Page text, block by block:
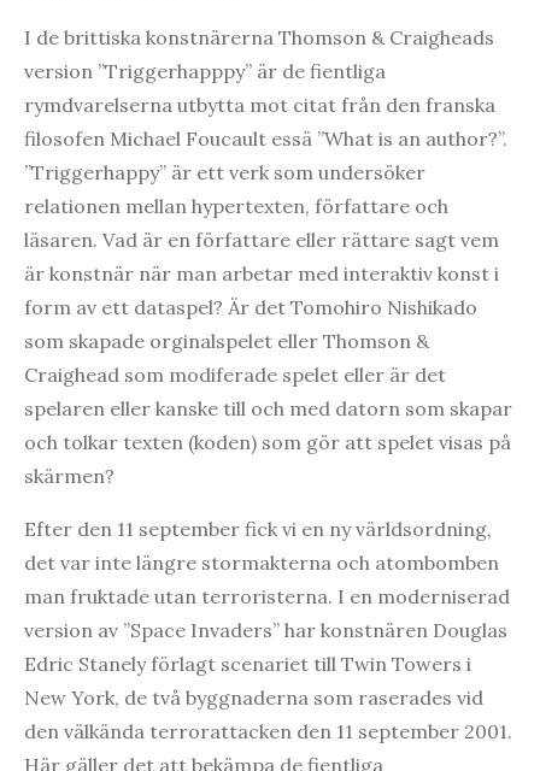
I de brittiska konstnärerna Thomson & Craigheads
version ”Triggerhapppy” är de fientliga
rymdvarelserna utbytta mot citat från den franska
filosofen Michael Foucault essä ”What is an author?”.
”Triggerhappy” är ett verk som undersöker
relationen mellan hypertexten, författare och
läsaren. Vad är en författare eller rättare sagt vem
är konstnär när man arbetar med interaktiv konst i
form av ett dataspel? Är det Tomohiro Nishikado
som skapade orginalspelet eller Thomson &
Craighead som modiferade spelet eller är det
spelaren eller kanske till och med datorn som skapar
och tolkar texten (koden) som gör att spelet visas på
skärmen?
Efter den 11 september fick vi en ny världsordning,
det var inte längre stormakterna och atombomben
man fruktade utan terroristerna. I en moderniserad
version av ”Space Invaders” har konstnären Douglas
Edric Stanely förlagt scenariet till Twin Towers i
New York, de två byggnaderna som raserades vid
den välkända terrorattacken den 11 september 2001.
Här gäller det att bekämpa de fientliga